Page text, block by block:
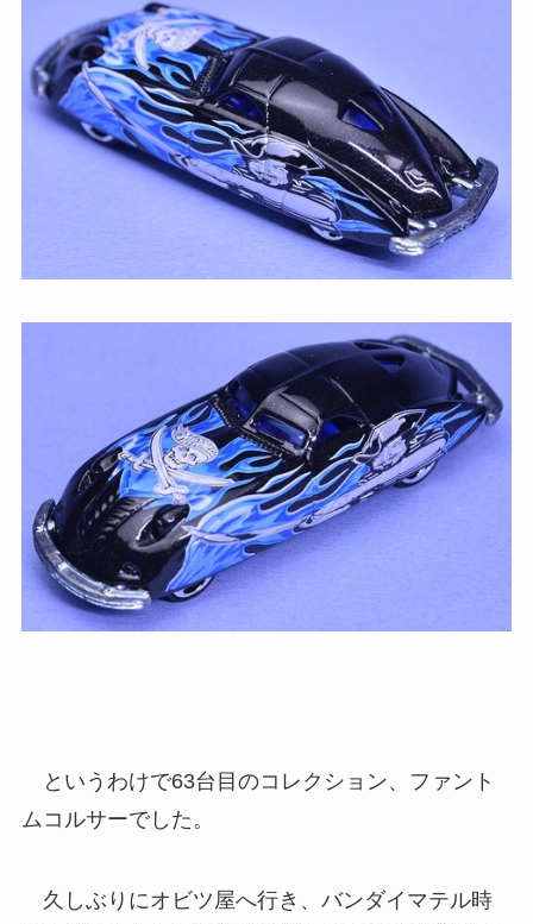
というわけで63台目のコレクション、ファント
ムコルサーでした。
久しぶりにオビツ屋へ行き、バンダイマテル時